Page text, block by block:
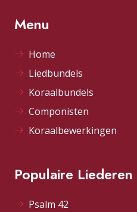
Menu
Home
Liedbundels
Koraalbundels
Componisten
Koraalbewerkingen
Populaire Liederen
Psalm 42